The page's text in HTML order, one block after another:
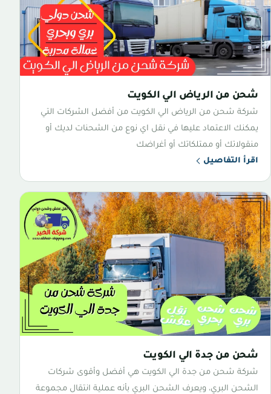
شحن من الرياض الي الكويت
شركة شحن من الرياض الي الكويت من أفضل الشركات التي
يمكنك الاعتماد عليها في نقل اي نوع من الشحنات لديك أو
منقولاتك أو ممتلكاتك أو أغراضك
اقرأ التفاصيل
شحن من جدة الي الكويت
شركة شحن من جدة الي الكويت هي أفضل وأقوى شركات
الشحن البري، ويعرف الشحن البري بأنه عملية انتقال مجموعة